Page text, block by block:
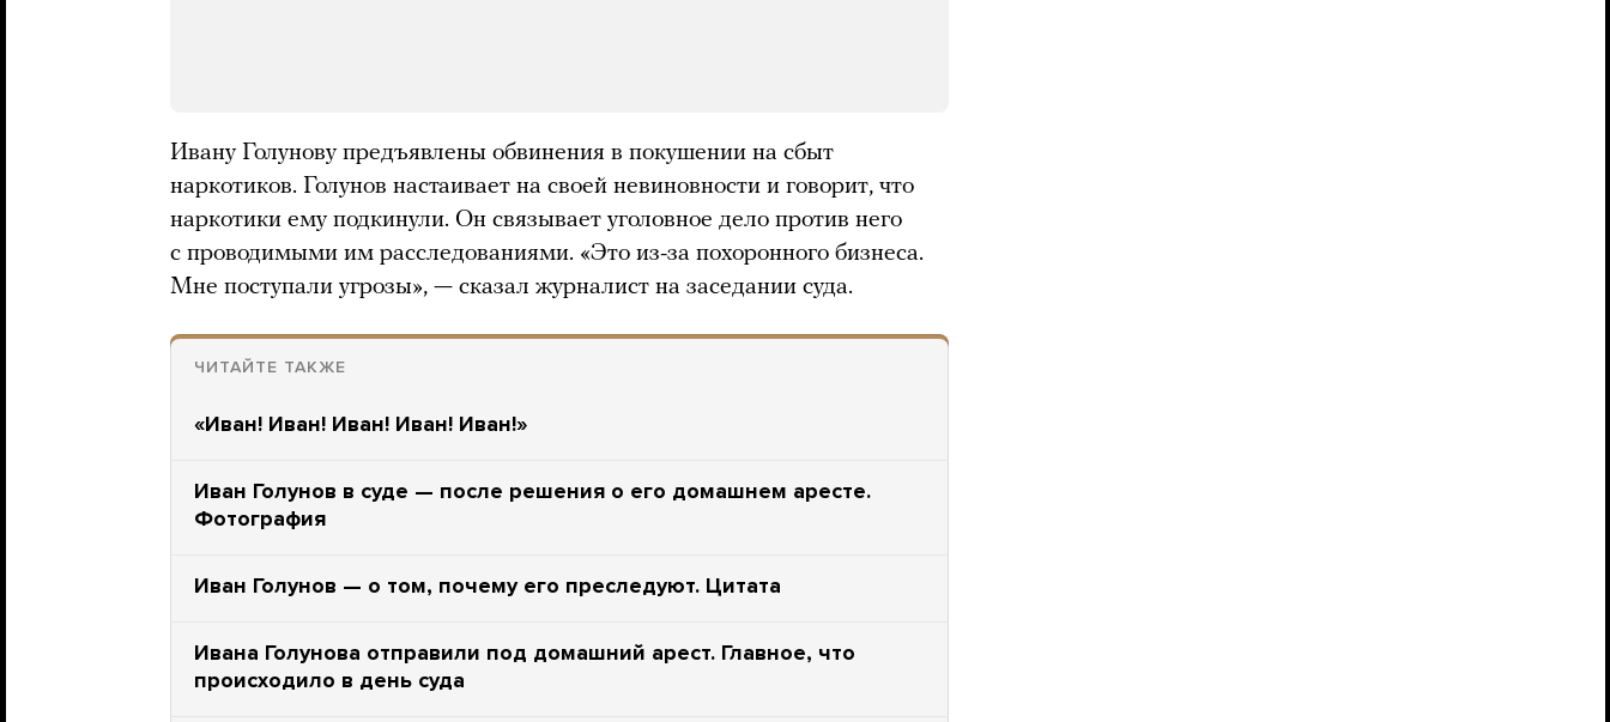
Ивану Голунову предъявлены обвинения в покушении на сбыт
наркотиков. Голунов настаивает на своей невиновности и говорит, что
наркотики ему подкинули. Он связывает уголовное дело против него
с проводимыми им расследованиями. «Это из-за похоронного бизнеса.
Мне поступали угрозы», — сказал журналист на заседании суда.
ЧИТАЙТЕ ТАКЖЕ
«Иван! Иван! Иван! Иван! Иван!»
Иван Голунов в суде — после решения о его домашнем аресте.
Фотография
Иван Голунов — о том, почему его преследуют. Цитата
Ивана Голунова отправили под домашний арест. Главное, что
происходило в день суда